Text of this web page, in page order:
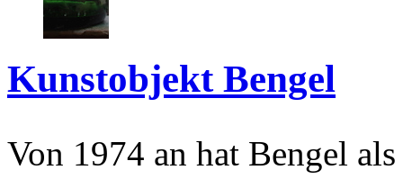
Kunstobjekt Bengel
Von 1974 an hat Bengel